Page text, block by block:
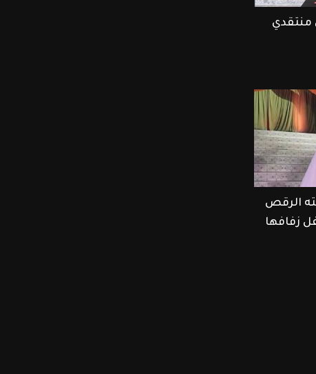
منتقدي
الرقص
زفافها